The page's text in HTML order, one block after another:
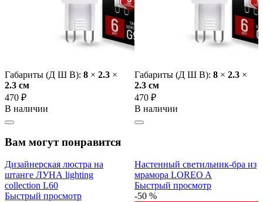
Габариты (Д Ш В): 8 × 2.3 ×
2.3 cм
470 ₽
В наличии
Габариты (Д Ш В): 8 × 2.3 ×
2.3 cм
470 ₽
В наличии
Вам могут понравится
Дизайнерская люстра на
штанге ЛУНА lighting
collection L60
Быстрый просмотр
Настенный светильник-бра из
мрамора LOREO A
Быстрый просмотр
-50 %